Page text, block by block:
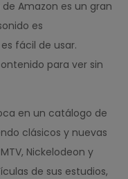
Amazon es un gran
es
fácil de usar.
para ver sin
en un catálogo de
clásicos y nuevas
Nickelodeon y
de sus estudios,